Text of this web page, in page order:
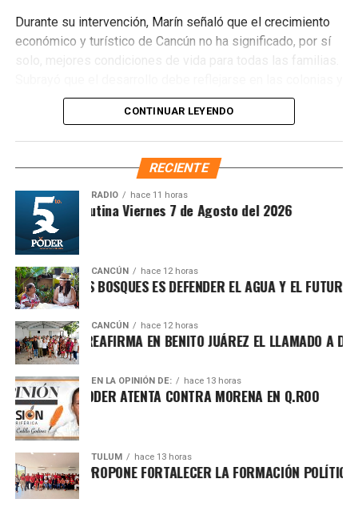
Finalmente, Marybel Villegas afirmó que reforestar es
proteger el agua, regenerar los suelos y construir
recursos naturales también significa defender nuestra
calidad de vida”, expresó.
Durante su intervención, Marín señaló que el crecimiento
económico y turístico de Cancún no ha significado, por sí
solo, mejores condiciones de vida para todas las familias.
en quienes históricamente han permanecido rezagados,
destacando el impacto de los programas sociales, el
incremento del salario mínimo y las inversiones federales
realizadas en el sureste durante el gobierno de López
Obrador. Enfatizó que estos avances deben consolidarse
para garantizar bienestar y justicia social.
Asimismo, explicó que la gira informativa responde al
llamado de fortalecer la defensa de la soberanía nacional
frente a expresiones que, dijo, promueven posturas
CONTINUAR LEYENDO
RECIENTE
RADIO hace 11 horas
Sintesis Matutina Viernes 7 de Agosto del 2026
CANCÚN hace 12 horas
LOS BOSQUES ES DEFENDER EL AGUA Y EL FUTURO
CANCÚN hace 12 horas
MARÍN REAFIRMA EN BENITO JUÁREZ EL LLAMADO A
EN LA OPINIÓN DE: hace 13 horas
POR EL PODER ATENTA CONTRA MORENA EN Q.ROO
TULUM hace 13 horas
ALDAY PROPONE FORTALECER LA FORMACIÓN POLÍTICA